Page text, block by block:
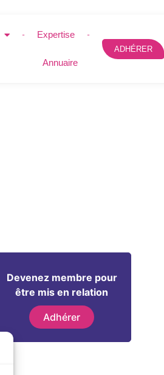
Expertise
Annuaire
ADHÉRER
Devenez membre pour
être mis en relation
Adhérer